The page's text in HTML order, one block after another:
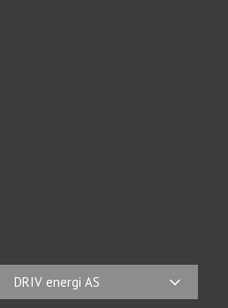
DRIV energi AS